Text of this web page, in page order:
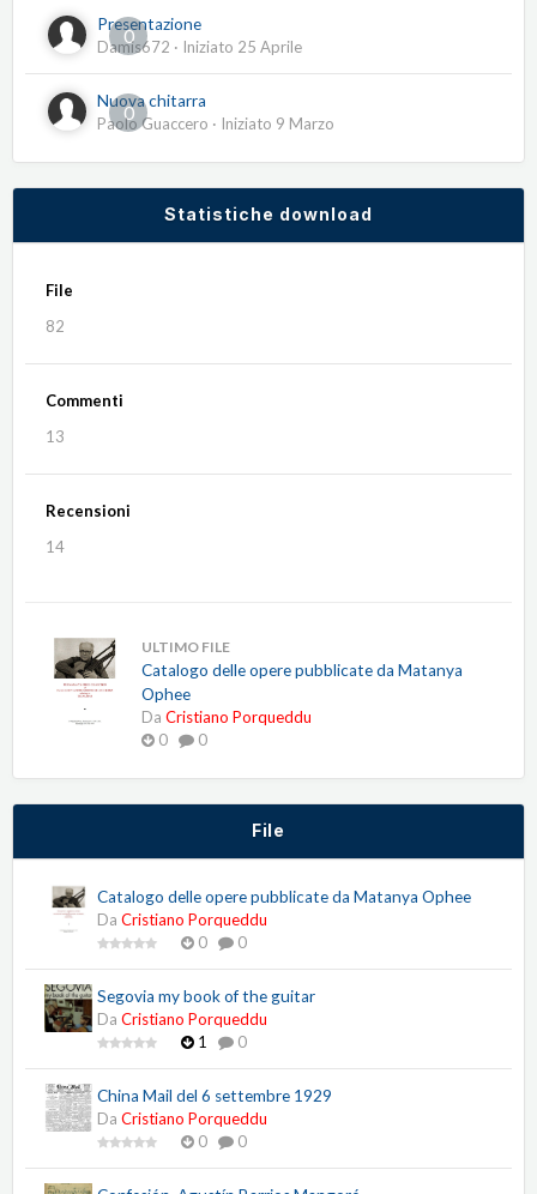
0
Presentazione
Damis672 · Iniziato 25 Aprile
0
Nuova chitarra
Paolo Guaccero · Iniziato 9 Marzo
Statistiche download
File
82
Commenti
13
Recensioni
14
ULTIMO FILE
Catalogo delle opere pubblicate da Matanya
Ophee
Da Cristiano Porqueddu
0
0
File
Catalogo delle opere pubblicate da Matanya Ophee
Da Cristiano Porqueddu
0
0
Segovia my book of the guitar
Da Cristiano Porqueddu
1
0
China Mail del 6 settembre 1929
Da Cristiano Porqueddu
0
0